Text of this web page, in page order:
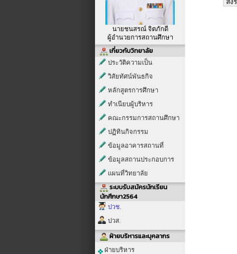
นายชนสรณ์ จิตภักดี
ผู้อำนวยการสถานศึกษา
เกี่ยวกับวิทยาลัย
ประวัติความเป็น
วิสัยทัศน์พันธกิจ
หลักสูตรการศึกษา
ทำเนียบผู้บริหาร
คณะกรรมการสถานศึกษา
ปฏิทินกิจกรรม
ข้อมูลอาคารสถานที่
ข้อมูลสถานประกอบการ
แผนที่วิทยาลัย
ระบบรับสมัครนักเรียน
นักศึกษา2564
ปวช.
ปวส.
ฝ่ายบริหารและบุคลากร
ฝ่ายบริหาร